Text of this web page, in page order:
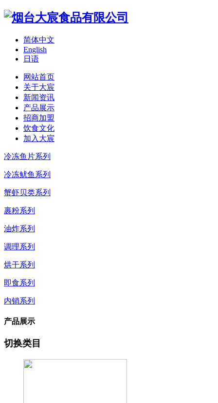
简体中文
English
日语
网站首页
关于大宸
新闻资讯
产品展示
招商加盟
饮食文化
加入大宸
冷冻鱼片系列
冷冻鱿鱼系列
蟹虾贝类系列
裹粉系列
油炸系列
调理系列
烘干系列
即食系列
内销系列
产品展示
切换类目